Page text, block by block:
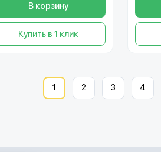
В корзину
Купить в 1 клик
1 2 3 4